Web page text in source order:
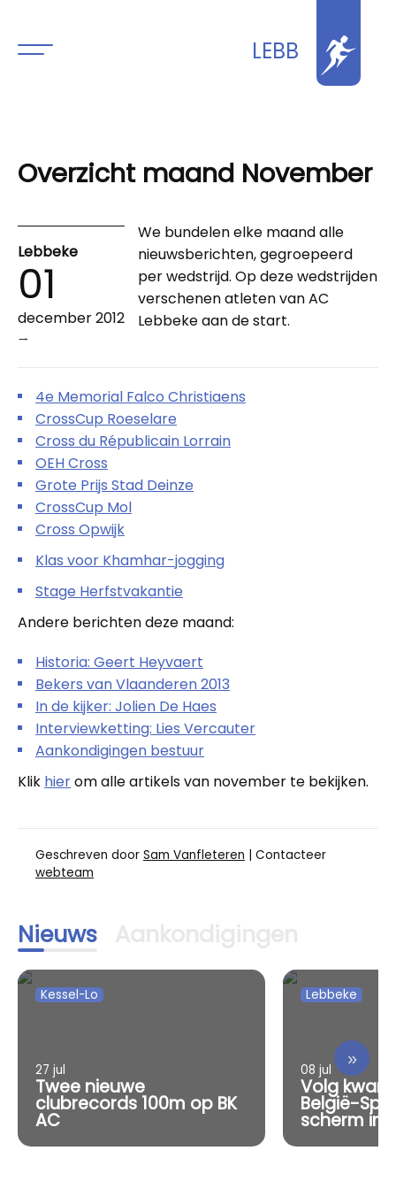
LEBB
Overzicht maand November
Lebbeke
01
december 2012
→
We bundelen elke maand alle
nieuwsberichten, gegroepeerd
per wedstrijd. Op deze wedstrijden
verschenen atleten van AC
Lebbeke aan de start.
4e Memorial Falco Christiaens
CrossCup Roeselare
Cross du Républicain Lorrain
OEH Cross
Grote Prijs Stad Deinze
CrossCup Mol
Cross Opwijk
Klas voor Khamhar-jogging
Stage Herfstvakantie
Andere berichten deze maand:
Historia: Geert Heyvaert
Bekers van Vlaanderen 2013
In de kijker: Jolien De Haes
Interviewketting: Lies Vercauter
Aankondigingen bestuur
Klik hierom alle artikels van november te bekijken.
Geschreven door Sam Vanfleteren | Contacteer
webteam
Nieuws
Kessel-Lo
27 jul
Twee nieuwe
clubrecords 100m op BK
AC
Lebbeke
08 jul
Volg
België-
scherm in
»